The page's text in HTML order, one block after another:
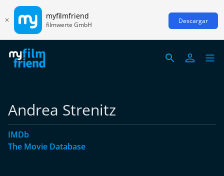
myfilmfriend
filmwerte GmbH Descargar
Andrea Strenitz
IMDb
The Movie Database